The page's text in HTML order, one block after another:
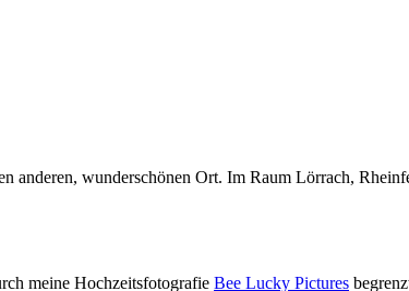
anderen, wunderschönen Ort. Im Raum Lörrach,
meine Hochzeitsfotografie Bee Lucky Pictures